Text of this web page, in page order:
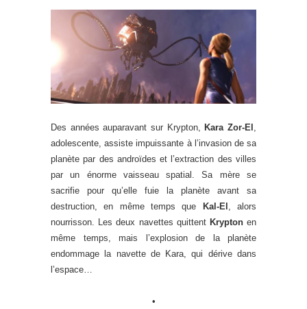
Des années auparavant sur Krypton, Kara Zor-El
adolescente, assiste impuissante à l’invasion de sa
planète par des androïdes et l’extraction des villes
par un énorme vaisseau spatial. Sa mère se
sacrifie pour qu’elle fuie la planète avant sa
destruction, en même temps que
Kal-El
, alors
nourrisson. Les deux navettes quittent Kryptonen
même temps, mais l’explosion de la planète
endommage la navette de Kara, qui dérive dans
l’espace…
•